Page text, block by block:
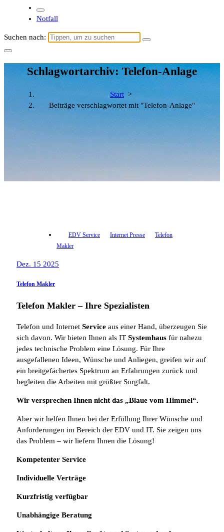
Notfall
Suchen nach:
Schlagwortarchiv: Telefon-Anlage
Start >
Beiträge verschlagwortet mit "Telefon-Anlage"
EDV Service Internet Presse
Telefon
Makler
Dez. 15 2025
Telefon Makler
Telefon Makler – Ihre Spezialisten
Telefon und Internet Service aus einer Hand, überzeugen Sie
sich davon. Wir bieten Ihnen als IT Systemhaus für nahezu
jedes technische Problem eine Lösung. Für Ihre
ausgefallenen Ideen, Wünsche und Anliegen, greifen wir auf
ein breitgefächertes Spektrum an Erfahrungen zurück und
begleiten die Arbeiten mit größter Sorgfalt.
Wir versprechen Ihnen nicht das „Blaue vom Himmel“.
Aber wir helfen Ihnen bei der Erfüllung Ihrer Wünsche und
Anforderungen im Bereich der EDV und IT. Sie zeigen uns
das Problem – wir liefern Ihnen die Lösung!
Kompetenter Service
Individuelle Verträge
Kurzfristig verfügbar
Unabhängige Beratung